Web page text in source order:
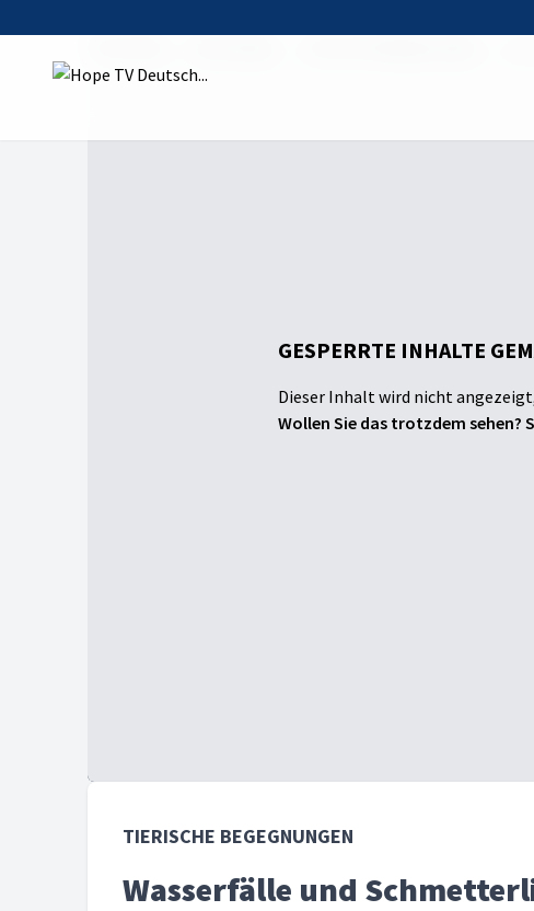
GESPERRTE INHALTE
Dieser Inhalt wird nicht
Wollen Sie das trotzdem sehen?
TIERISCHE BEGEGNUNGEN
Wasserfälle und